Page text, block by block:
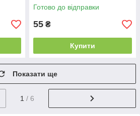
Готово до відправки
55 ₴
Купити
Показати ще
1 / 6